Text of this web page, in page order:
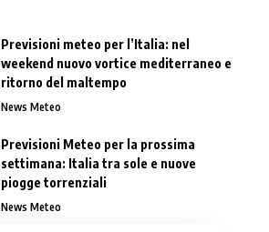
Previsioni meteo per l’Italia: nel
weekend nuovo vortice mediterraneo e
ritorno del maltempo
News Meteo
Previsioni Meteo per la prossima
settimana: Italia tra sole e nuove
piogge torrenziali
News Meteo